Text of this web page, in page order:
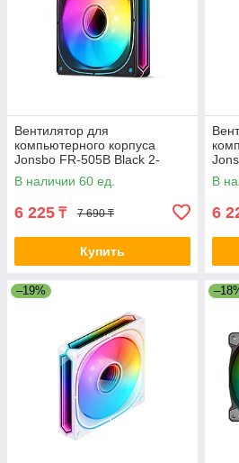
Вентилятор для
компьютерного корпуса
Jonsbo FR-505B Black 2-
021787
В наличии 60 ед.
6 225 ₸ 7 690 ₸
Купить
В
6
–19%